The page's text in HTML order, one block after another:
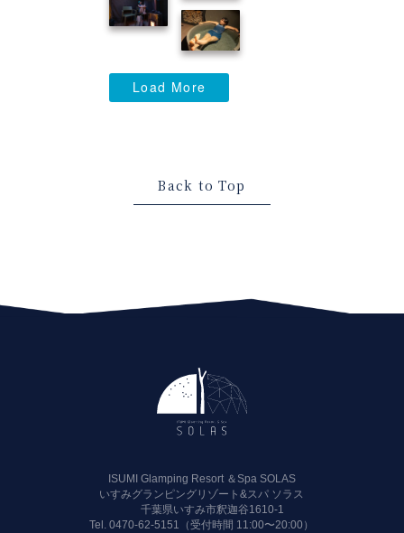
Load More
Back to Top
ISUMI Glamping Resort ＆Spa SOLAS
いすみグランピングリゾート&スパ ソラス
千葉県いすみ市釈迦谷1610-1
Tel.0470-62-5151（受付時間 11:00〜20:00）